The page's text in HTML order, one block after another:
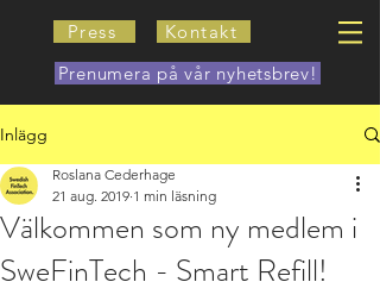
Press
Kontakt
Prenumera på vår nyhetsbrev!
Inlägg
Välkommen som ny medlem i
SweFinTech - Smart Refill!
Roslana Cederhage
21 aug. 2019 1 min läsning